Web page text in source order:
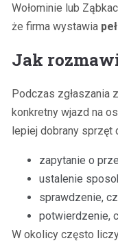
Wołominie lub
że firma wystawia
Jak
Podczas zgłaszania
konkretny wjazd na
lepiej dobrany sprzęt
zapytanie o
ustalenie
sprawdzenie,
potwierdzenie,
W okolicy często